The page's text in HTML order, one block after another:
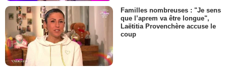
Familles nombreuses : "Je sens
que l’aprem va être longue",
Laëtitia Provenchère accuse le
coup